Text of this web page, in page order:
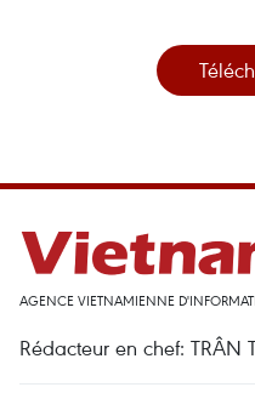
AGENCE VIETNAMIENNE
Rédacteur en chef: TRÂN